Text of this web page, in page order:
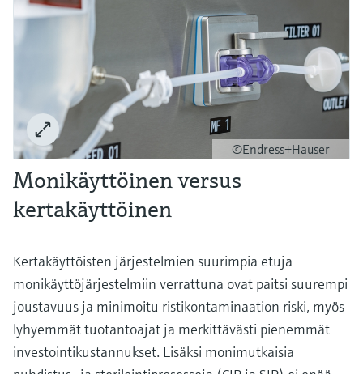
©Endress+Hauser
Monikäyttöinen versus
kertakäyttöinen
Kertakäyttöisten järjestelmien suurimpia etuja
monikäyttöjärjestelmiin verrattuna ovat paitsi suurempi
joustavuus ja minimoitu ristikontaminaation riski, myös
lyhyemmät tuotantoajat ja merkittävästi pienemmät
investointikustannukset. Lisäksi monimutkaisia ​​